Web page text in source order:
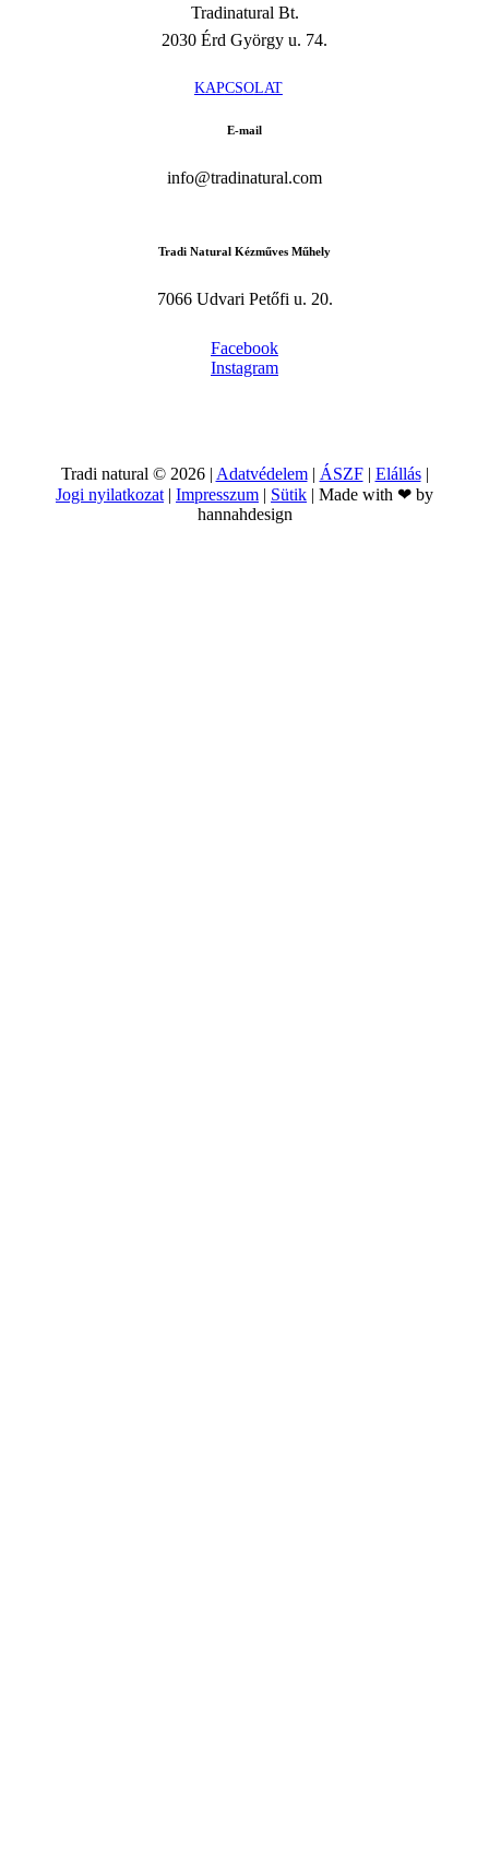
Tradinatural Bt.
2030 Érd György u. 74.
KAPCSOLAT
E-mail
info@tradinatural.com
Tradi Natural Kézműves Műhely
7066 Udvari Petőfi u. 20.
Facebook
Instagram
Tradi natural © 2026| Adatvédelem| ÁSZF| Elállás|
Jogi nyilatkozat | Impresszum | Sütik | Made with ❤ by
hannahdesign